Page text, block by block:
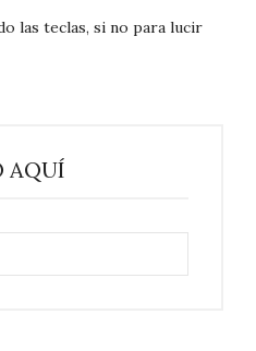
las teclas, si no para lucir
AQUÍ